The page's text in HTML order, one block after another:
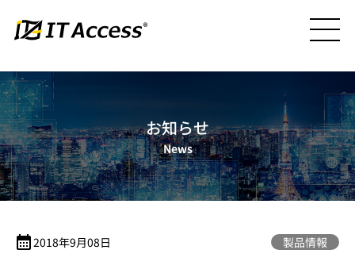
お知らせ
News
calendar_month2018年9月08日 製品情報